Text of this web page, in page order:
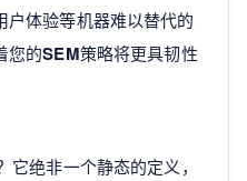
体验等机器难以替代的
您的SEM策略将更具韧性
它绝非一个静态的定义，